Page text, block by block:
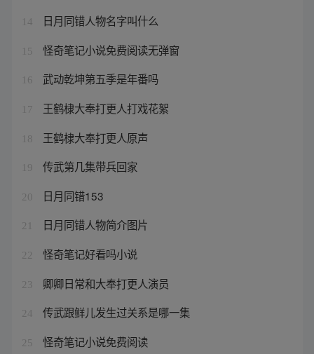
14 日月同错人物名字叫什么
15 怪奇笔记小说免费阅读无弹窗
16 武动乾坤第五季是年番吗
17 王鹤棣大奉打更人打戏花絮
18 王鹤棣大奉打更人原声
19 传武第几集带兵回家
20 日月同错153
21 日月同错人物简介图片
22 怪奇笔记好看吗小说
23 卿卿日常和大奉打更人演员
24 传武跟鲜儿发生过关系是哪一集
25 怪奇笔记小说免费阅读